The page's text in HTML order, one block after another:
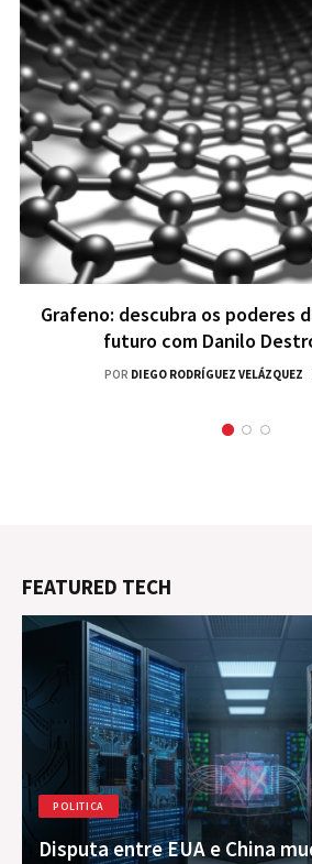
Grafeno: descubra os poderes
futuro com Danilo
POR DIEGO RODRÍGUEZ VELÁZQUEZ
FEATURED TECH
POLITICA
Disputa entre EUA e China